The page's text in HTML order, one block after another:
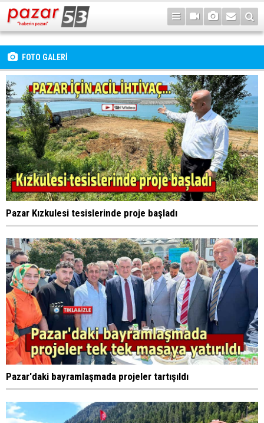
FOTO GALERİ
Pazar Kızkulesi tesislerinde proje başladı
Pazar'daki bayramlaşmada projeler tartışıldı